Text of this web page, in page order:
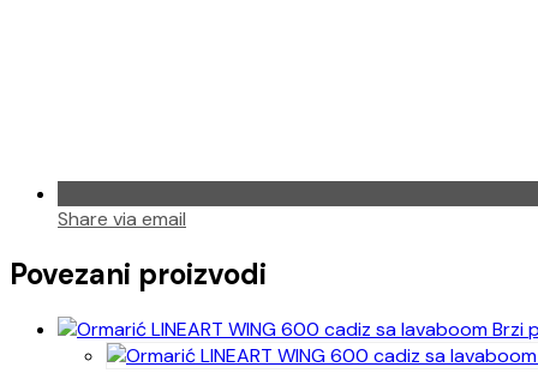
Share via email
Povezani proizvodi
Brzi